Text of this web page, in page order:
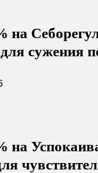
на
сужения
на